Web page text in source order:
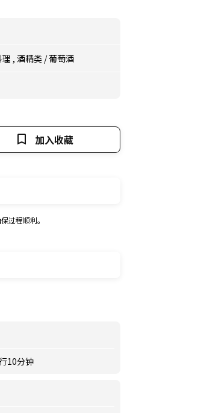
, 酒精类 /葡萄酒
加入收藏
过程顺利。
10分钟